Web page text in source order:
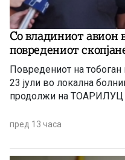
Со владиниот авион
повредениот
Повредениот на
23 јули во локална
продолжи на ТОАРИЛУЦ
пред 13 часа